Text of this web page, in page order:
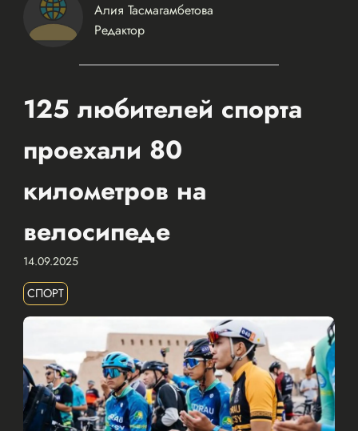
Алия Тасмагамбетова
Редактор
125 любителей спорта
проехали 80
километров на
велосипеде
14.09.2025
СПОРТ